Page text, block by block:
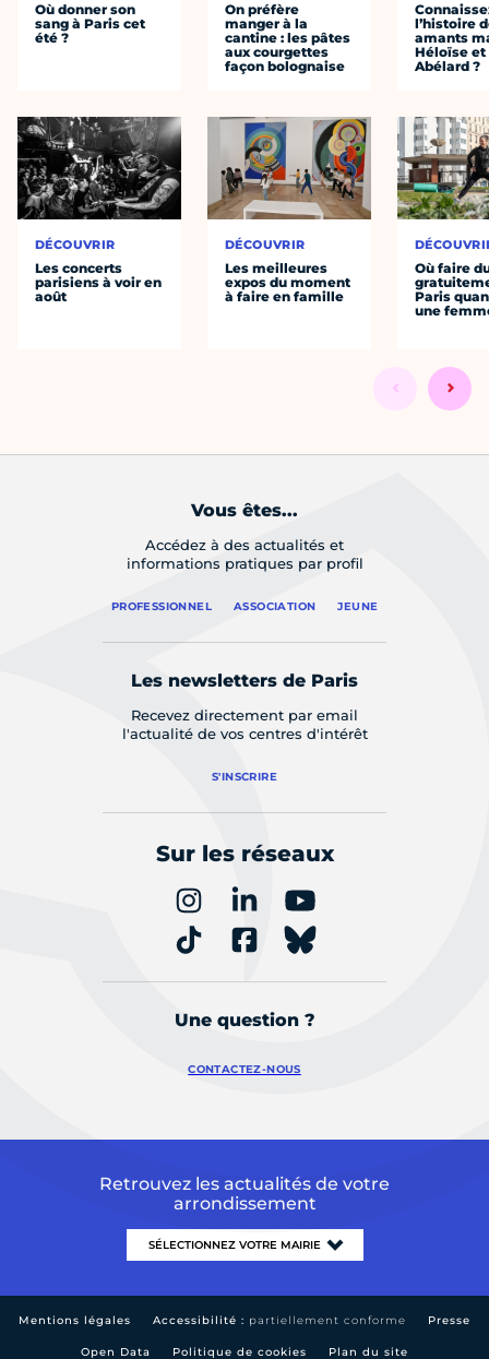
Où donner son
sang à Paris cet
été ?
DÉCOUVRIR
Les concerts
parisiens à voir en
août
On préfère
manger à la
cantine : les pâtes
aux courgettes
façon bolognaise
DÉCOUVRIR
Les meilleures
expos du moment
à faire en famille
l’histoire
amants
Héloïse et
Abélard ?
Où faire
Paris
une
Vous êtes...
Accédez à des actualités et
informations pratiques par profil
PROFESSIONNEL ASSOCIATION JEUNE
Les newsletters de Paris
Recevez directement par email
l'actualité de vos centres d'intérêt
S'INSCRIRE
Sur les réseaux
Une question ?
CONTACTEZ-NOUS
Retrouvez les actualités de votre
arrondissement
Mentions légales Accessibilité : partiellement conforme Presse
Open Data Politique de cookies Plan du site